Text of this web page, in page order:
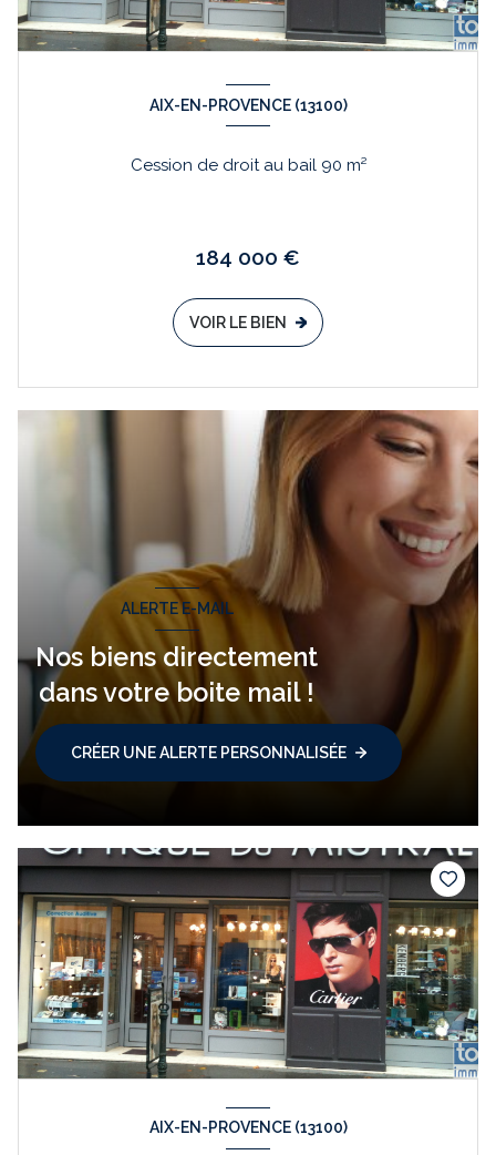
AIX-EN-PROVENCE (13100)
Cession de droit au bail 90 m²
184 000 €
VOIR LE BIEN
ALERTE E-MAIL
Nos biens directement
dans votre boite mail !
CRÉER UNE ALERTE PERSONNALISÉE
AIX-EN-PROVENCE (13100)